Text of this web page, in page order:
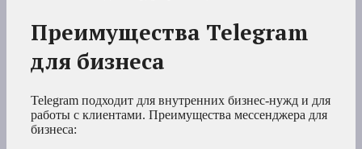
Преимущества Telegram
для бизнеса
Telegram подходит для внутренних бизнес-нужд и для
работы с клиентами. Преимущества мессенджера для
бизнеса: